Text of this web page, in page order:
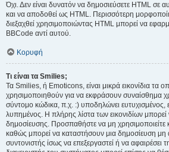
Όχι. Δεν είναι δυνατόν να δημοσιεύσετε HTML σε
και να αποδοθεί ως HTML. Περισσότερη
διεξαχθεί χρησιμοποιώντας HTML μπορεί να
BBCode αντί αυτού.
Κορυφή
Τι είναι τα Smilies;
Τα Smilies, ή Emoticons, είναι μικρά εικονίδια τα
χρησιμοποιηθούν για να εκφράσουν συναίσθημα
σύντομο κώδικα, π.χ. :) υποδηλώνει ευτυχισμένος,
λυπημένος. Η πλήρης λίστα των εικονιδίων
δημοσίευσης. Προσπαθήστε να μη
καθώς μπορεί να καταστήσουν μια δημοσίευση μη
συντονιστής ίσως να επεξεργαστεί ή να